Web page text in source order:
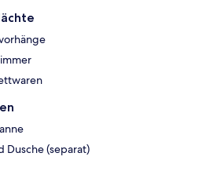
Dusche (separat)